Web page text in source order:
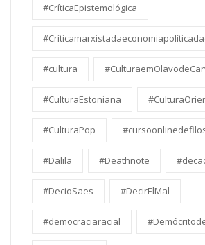
#CríticaEpistemológica
#cultura
#CulturaEstoniana
#CulturaPop
#Dalila #Deathnote
#DecioSaes #DecirElMal
#democraciaracial